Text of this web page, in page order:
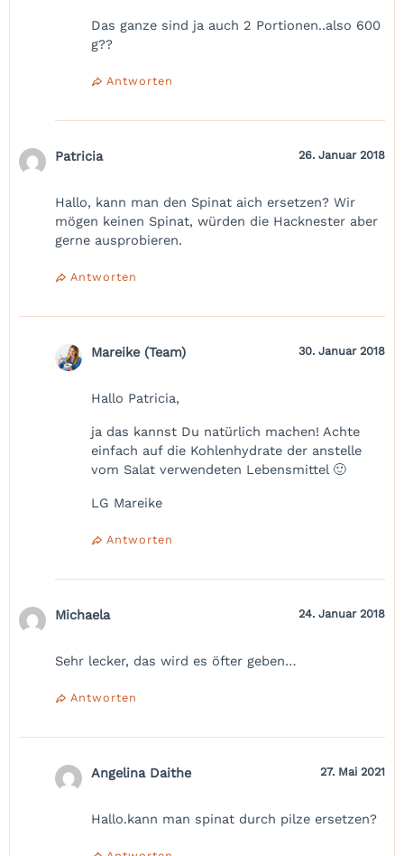
Das ganze sind ja auch 2 Portionen..also 600
g??
Antworten
Patricia 26. Januar 2018
Hallo, kann man den Spinat aich ersetzen? Wir
mögen keinen Spinat, würden die Hacknester aber
gerne ausprobieren.
Antworten
Mareike (Team) 30. Januar 2018
Hallo Patricia,
ja das kannst Du natürlich machen! Achte
einfach auf die Kohlenhydrate der anstelle
vom Salat verwendeten Lebensmittel 🙂
LG Mareike
Antworten
Michaela 24. Januar 2018
Sehr lecker, das wird es öfter geben…
Antworten
Angelina Daithe 27. Mai 2021
Hallo.kann man spinat durch pilze ersetzen?